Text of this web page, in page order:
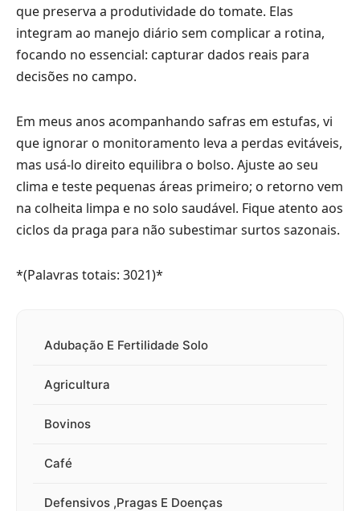
que preserva a produtividade do tomate. Elas
integram ao manejo diário sem complicar a rotina,
focando no essencial: capturar dados reais para
decisões no campo.
Em meus anos acompanhando safras em estufas, vi
que ignorar o monitoramento leva a perdas evitáveis,
mas usá-lo direito equilibra o bolso. Ajuste ao seu
clima e teste pequenas áreas primeiro; o retorno vem
na colheita limpa e no solo saudável. Fique atento aos
ciclos da praga para não subestimar surtos sazonais.
*(Palavras totais: 3021)*
Adubação E Fertilidade Solo
Agricultura
Bovinos
Café
Defensivos ,Pragas E Doenças